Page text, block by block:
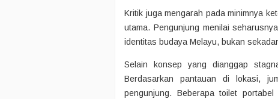
Kritik juga mengarah pada minimnya
utama. Pengunjung menilai
identitas budaya Melayu, bukan
Selain konsep yang dianggap
Berdasarkan pantauan di lokasi,
pengunjung. Beberapa toilet